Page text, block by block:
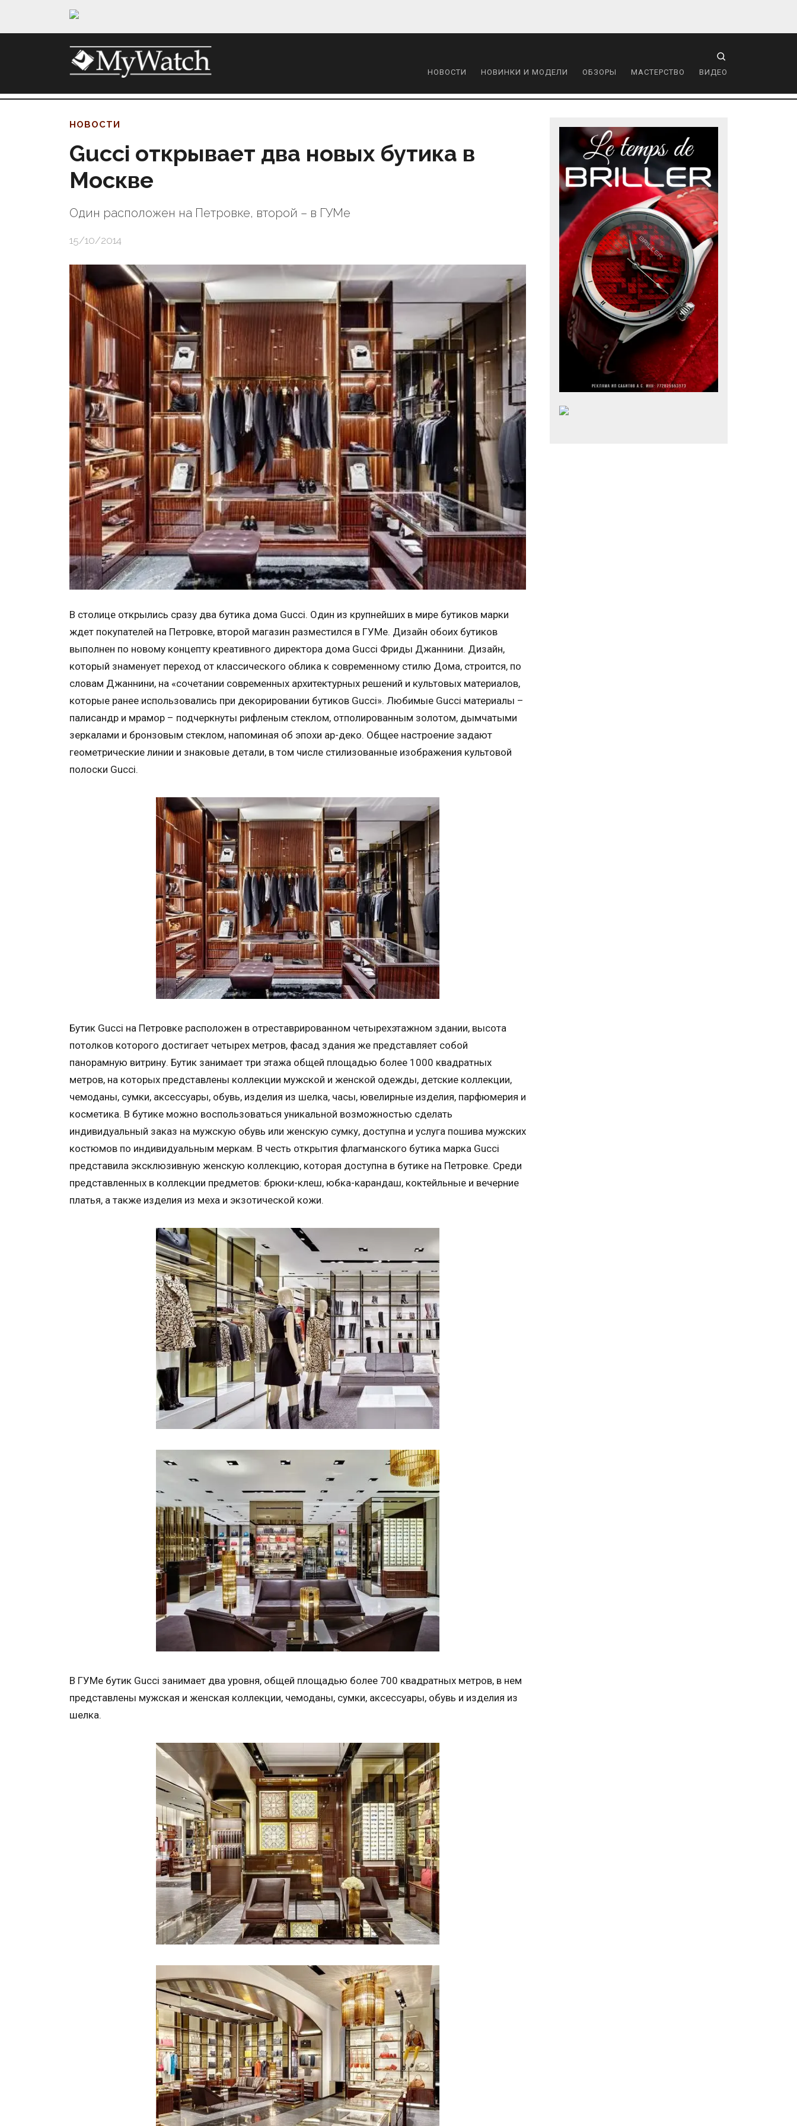
НОВОСТИ НОВИНКИ И МОДЕЛИ ОБЗОРЫ МАСТЕРСТВО ВИДЕО
НОВОСТИ
Gucci открывает два новых бутика в
Москве
Один расположен на Петровке, второй – в ГУМе
15/10/2014
В столице открылись сразу два бутика дома Gucci. Один из крупнейших в мире бутиков марки
ждет покупателей на Петровке, второй магазин разместился в ГУМе. Дизайн обоих бутиков
выполнен по новому концепту креативного директора дома Gucci Фриды Джаннини. Дизайн,
который знаменует переход от классического облика к современному стилю Дома, строится, по
словам Джаннини, на «сочетании современных архитектурных решений и культовых материалов,
которые ранее использовались при декорировании бутиков Gucci». Любимые Gucci материалы –
палисандр и мрамор – подчеркнуты рифленым стеклом, отполированным золотом, дымчатыми
зеркалами и бронзовым стеклом, напоминая об эпохи ар-деко. Общее настроение задают
геометрические линии и знаковые детали, в том числе стилизованные изображения культовой
полоски Gucci.
Бутик Gucci на Петровке расположен в отреставрированном четырехэтажном здании, высота
потолков которого достигает четырех метров, фасад здания же представляет собой
панорамную витрину. Бутик занимает три этажа общей площадью более 1000 квадратных
метров, на которых представлены коллекции мужской и женской одежды, детские коллекции,
чемоданы, сумки, аксессуары, обувь, изделия из шелка, часы, ювелирные изделия, парфюмерия и
косметика. В бутике можно воспользоваться уникальной возможностью сделать
индивидуальный заказ на мужскую обувь или женскую сумку, доступна и услуга пошива мужских
костюмов по индивидуальным меркам. В честь открытия флагманского бутика марка Gucci
представила эксклюзивную женскую коллекцию, которая доступна в бутике на Петровке. Среди
представленных в коллекции предметов: брюки-клеш, юбка-карандаш, коктейльные и вечерние
платья, а также изделия из меха и экзотической кожи.
В ГУМе бутик Gucci занимает два уровня, общей площадью более 700 квадратных метров, в нем
представлены мужская и женская коллекции, чемоданы, сумки, аксессуары, обувь и изделия из
шелка.